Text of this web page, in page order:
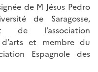
de M Jésus Pedro
de Saragosse,
de l’association
et membre du
Espagnole des